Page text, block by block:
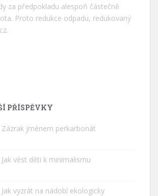
za předpokladu alespoň částečně
Proto redukce odpadu, redukovaný
.
PŘÍSPĚVKY
Zázrak jménem perkarbonát
Jak vést děti k minimalismu
Jak vyzrát na nádobí ekologicky